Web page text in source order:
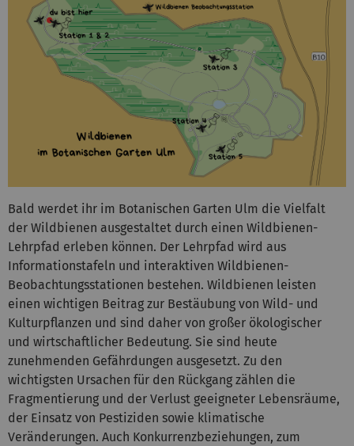
Bald werdet ihr im Botanischen Garten Ulm die Vielfalt
der Wildbienen ausgestaltet durch einen Wildbienen-
Lehrpfad erleben können. Der Lehrpfad wird aus
Informationstafeln und interaktiven Wildbienen-
Beobachtungsstationen bestehen. Wildbienen leisten
einen wichtigen Beitrag zur Bestäubung von Wild- und
Kulturpflanzen und sind daher von großer ökologischer
und wirtschaftlicher Bedeutung. Sie sind heute
zunehmenden Gefährdungen ausgesetzt. Zu den
wichtigsten Ursachen für den Rückgang zählen die
Fragmentierung und der Verlust geeigneter Lebensräume,
der Einsatz von Pestiziden sowie klimatische
Veränderungen. Auch Konkurrenzbeziehungen, zum